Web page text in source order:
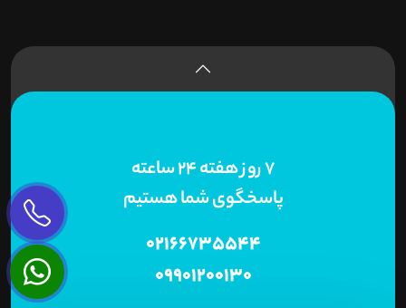
7 روز هفته 24 ساعته
پاسخگوی شما هستیم
02166735544
09901200130